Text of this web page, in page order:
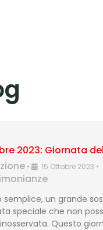
2023: Giornata
• 15 Ottobre 2023 •
semplice, un grande
speciale che non
Questo